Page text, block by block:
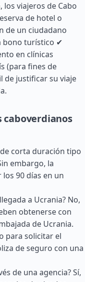
viajeros de Cabo
de hotel o
de un ciudadano
bono turístico ✔
en clínicas
(para fines de
de justificar su viaje
caboverdianos
corta duración tipo
embargo, la
90 días en un
a Ucrania? No,
obtenerse con
de Ucrania.
para solicitar el
de seguro con una
de una agencia? Sí,